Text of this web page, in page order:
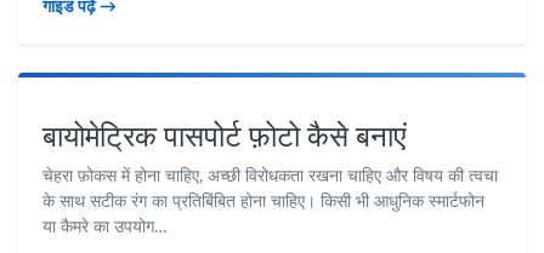
गाइड पढ़ें →
बायोमेट्रिक पासपोर्ट फ़ोटो कैसे बनाएं
चेहरा फ़ोकस में होना चाहिए, अच्छी विरोधकता रखना चाहिए और विषय की त्वचा
के साथ सटीक रंग का प्रतिबिंबित होना चाहिए। किसी भी आधुनिक स्मार्टफोन
या कैमरे का उपयोग…